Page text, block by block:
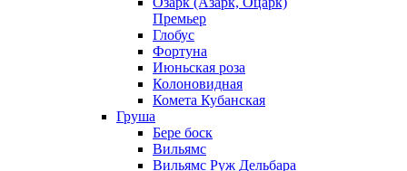
Премьер
Глобус
Фортуна
Июньская роза
Колоновидная
Комета Кубанская
Груша
Бере боск
Вильямс
Вильямс Руж Дельбара